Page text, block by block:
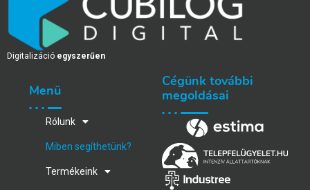
Digitalizáció egyszerűen
Menü
Rólunk
Miben segíthetünk?
Termékeink
Cégünk további
megoldásai